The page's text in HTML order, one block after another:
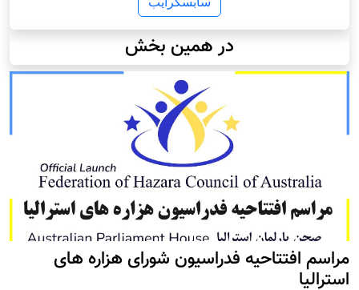
در همین بخش
مراسم افتتاحیه فدراسیون شورای هزاره های
استرالیا